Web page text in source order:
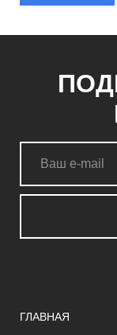
ГЛАВНАЯ